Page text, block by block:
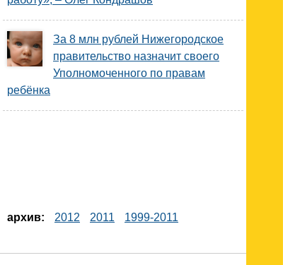
За 8 млн рублей Нижегородское
правительство назначит своего
Уполномоченного по правам
ребёнка
архив: 2012 2011 1999-2011